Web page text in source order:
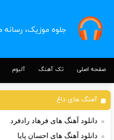
جلوه موزیک،
صفحه اصلی تک آهنگ آلبوم
آهنگ های داغ
دانلود آهنگ های فرهاد رادفرد
دانلود آهنگ های احسان پایا